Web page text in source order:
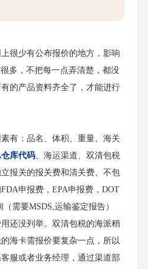
很少有公布报价的地方，影响
多，不把每一点弄清楚，都没
的产品资料齐全了，才能进行
有：品名、体积、重量、海关
库代码、海运渠道、双清包税
报关的报关费和清关费、不包
申报费，EPA申报费，DOT
需要MSDS,运输鉴定报告）
还没列举。双清包税的海派稍
海卡需报价要复杂一点，所以
服或者业务经理，通过渠道部